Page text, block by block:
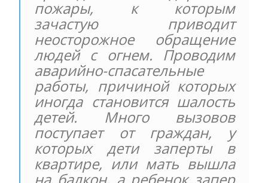
пожары, к которым
зачастую приводит
неосторожное обращение
людей с огнем. Проводим
аварийно-спасательные
работы, причиной которых
иногда становится шалость
детей. Много вызовов
поступает от граждан, у
которых дети заперты в
квартире, или мать вышла